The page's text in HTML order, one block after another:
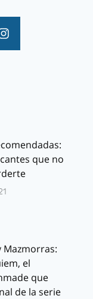
que no
Mazmorras:
el
que
de la serie